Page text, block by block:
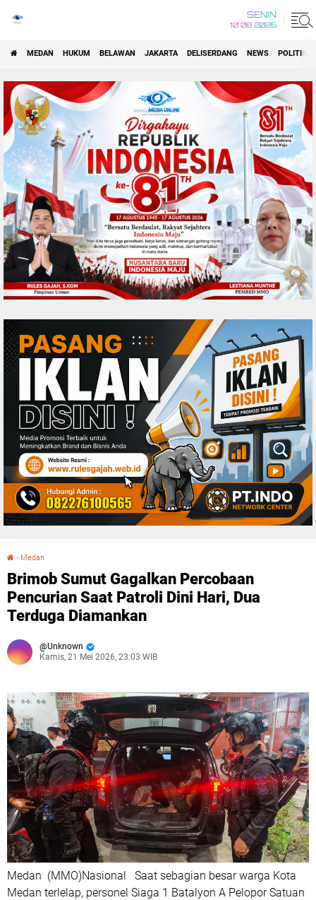
SENIN
10 08 2026
MEDAN HUKUM BELAWAN JAKARTA DELISERDANG NEWS POLITIK
› Medan
Brimob Sumut Gagalkan Percobaan
Pencurian Saat Patroli Dini Hari, Dua
Terduga Diamankan
Unknown
Kamis, 21 Mei 2026, 23:03 WIB
Medan (MMO)Nasional Saat sebagian besar warga Kota
Medan terlelap, personel Siaga 1 Batalyon A Pelopor Satuan